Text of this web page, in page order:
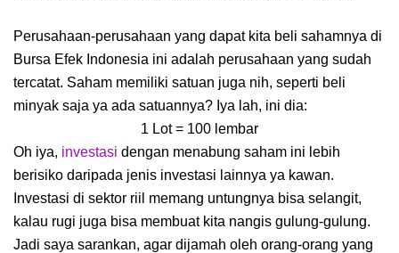
Perusahaan-perusahaan yang dapat kita beli sahamnya di
Bursa Efek Indonesia ini adalah perusahaan yang sudah
tercatat. Saham memiliki satuan juga nih, seperti beli
minyak saja ya ada satuannya? Iya lah, ini dia:
1 Lot = 100 lembar
Oh iya, investasi dengan menabung saham ini lebih
berisiko daripada jenis investasi lainnya ya kawan.
Investasi di sektor riil memang untungnya bisa selangit,
kalau rugi juga bisa membuat kita nangis gulung-gulung.
Jadi saya sarankan, agar dijamah oleh orang-orang yang